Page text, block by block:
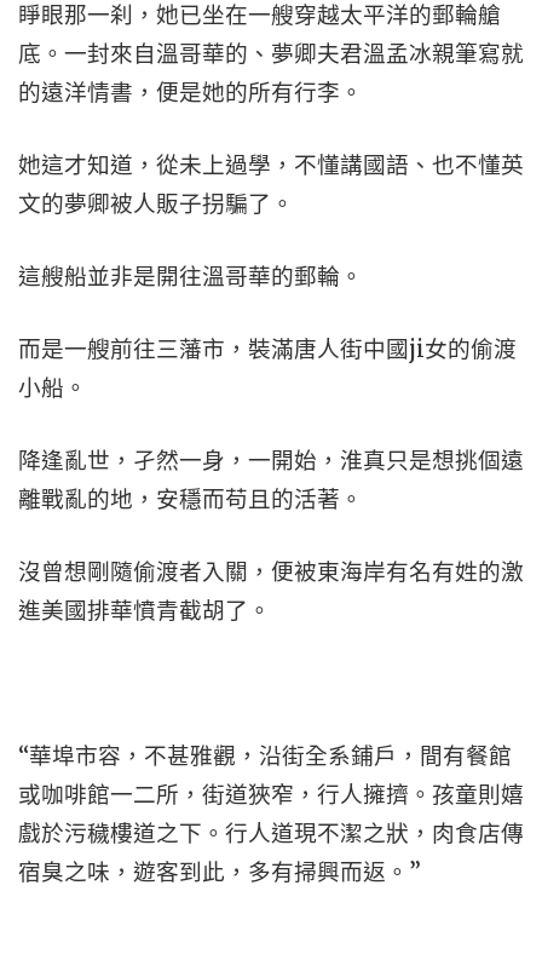
睜眼那一刹，她已坐在一艘穿越太平洋的郵輪艙
底。一封來自溫哥華的、夢卿夫君溫孟冰親筆寫就
的遠洋情書，便是她的所有行李。
她這才知道，從未上過學，不懂講國語、也不懂英
文的夢卿被人販子拐騙了。
這艘船並非是開往溫哥華的郵輪。
而是一艘前往三藩市，裝滿唐人街中國ji女的偷渡
小船。
降逢亂世，孑然一身，一開始，淮真只是想挑個遠
離戰亂的地，安穩而苟且的活著。
沒曾想剛隨偷渡者入關，便被東海岸有名有姓的激
進美國排華憤青截胡了。
“華埠市容，不甚雅觀，沿街全系鋪戶，間有餐館
或咖啡館一二所，街道狹窄，行人擁擠。孩童則嬉
戲於污穢樓道之下。行人道現不潔之狀，肉食店傳
宿臭之味，遊客到此，多有掃興而返。”